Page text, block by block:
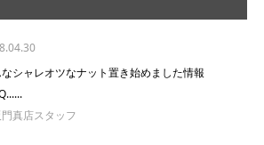
なシャレオツなナット置き始めました情報
真店スタッフ